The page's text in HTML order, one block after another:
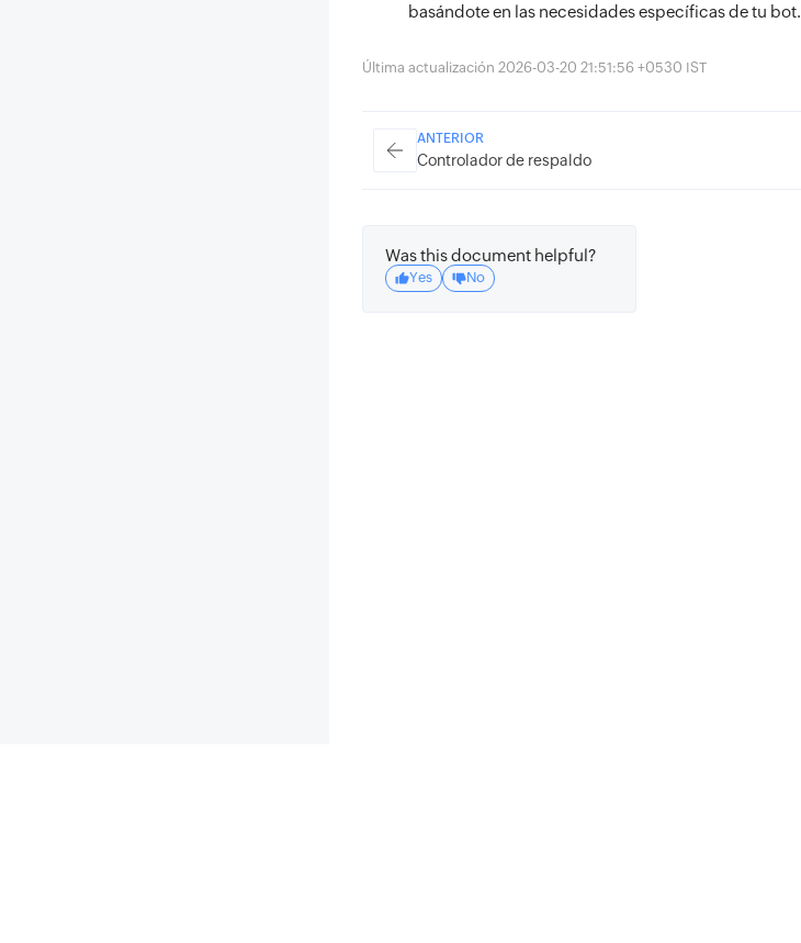
basándote en las necesidades específicas de tu bot.
Última actualización 2026-03-20 21:51:56 +0530 IST
ANTERIOR
Controlador de respaldo
Was this document helpful?
Yes No